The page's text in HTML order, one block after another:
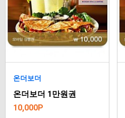
온더보더
온더보더 1만원권
10,000P